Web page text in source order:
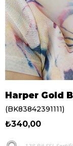
Harper Gold
(BK83842391111)
₺340,00